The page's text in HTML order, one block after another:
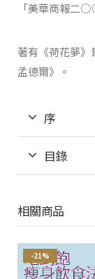
「美華商報二
著有《荷花夢
孟德爾》。
序
目錄
相關商品
-21%